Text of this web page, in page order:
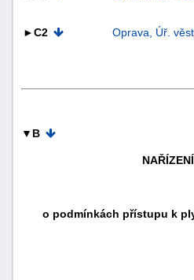
►C2 Oprava, Úř.
▼B
o podmínkách přístupu k